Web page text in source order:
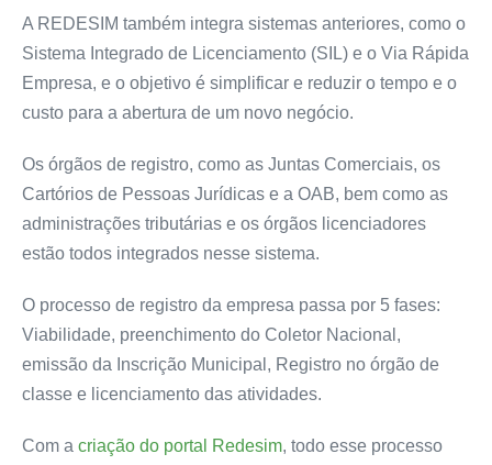
A REDESIM também integra sistemas anteriores, como o
Sistema Integrado de Licenciamento (SIL) e o Via Rápida
Empresa, e o objetivo é simplificar e reduzir o tempo e o
custo para a abertura de um novo negócio.
Os órgãos de registro, como as Juntas Comerciais, os
Cartórios de Pessoas Jurídicas e a OAB, bem como as
administrações tributárias e os órgãos licenciadores
estão todos integrados nesse sistema.
O processo de registro da empresa passa por 5 fases:
Viabilidade, preenchimento do Coletor Nacional,
emissão da Inscrição Municipal, Registro no órgão de
classe e licenciamento das atividades.
Com a criação do portal Redesim, todo esse processo